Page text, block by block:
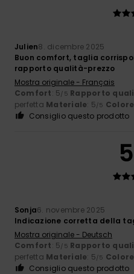
Julien8. dicembre 2025
Buon comfort, taglia
rapporto qualità-prezzo
Mostra originale - Français
Comfort: 5/5 Rapporto
perfetta Materiale: 5/5 Colore
Consiglio questo prodotto
5
Sonja6. novembre 2025
Indicazione corretta della
Mostra originale - Deutsch
Comfort: 5/5 Rapporto
perfetta Materiale: 5/5 Colore
Consiglio questo prodotto